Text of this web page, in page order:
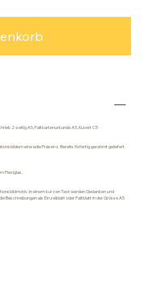
2-seitig A5, Faltkartenurkunde A5, Kuvert C5
eine edle Präsenz. Bereits fixfertig gerahmt geliefert.
Plexiglas.
In einem kurzen Text werden Gedanken und
Beschreibungen als Einzelblatt oder Faltblatt in der Grösse A5